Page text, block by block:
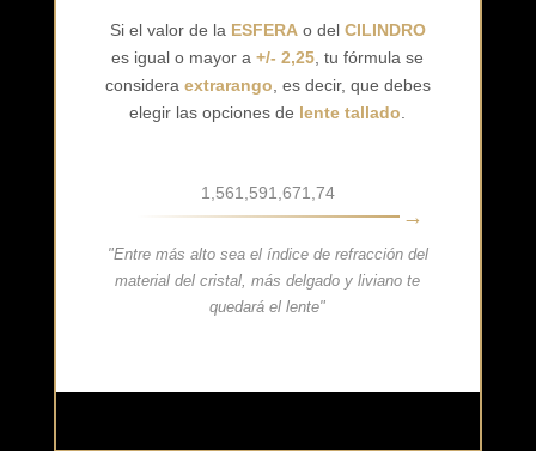
Si el valor de la ESFERAo del CILINDRO
es igual o mayor a+/- 2,25 , tu fórmula se
considera extrarango , es decir, que debes
elegir las opciones de lente tallado
1,561,591,671,74
"Entre más alto sea el índice de refracción del
material del cristal, más delgado y liviano te
quedará el lente"